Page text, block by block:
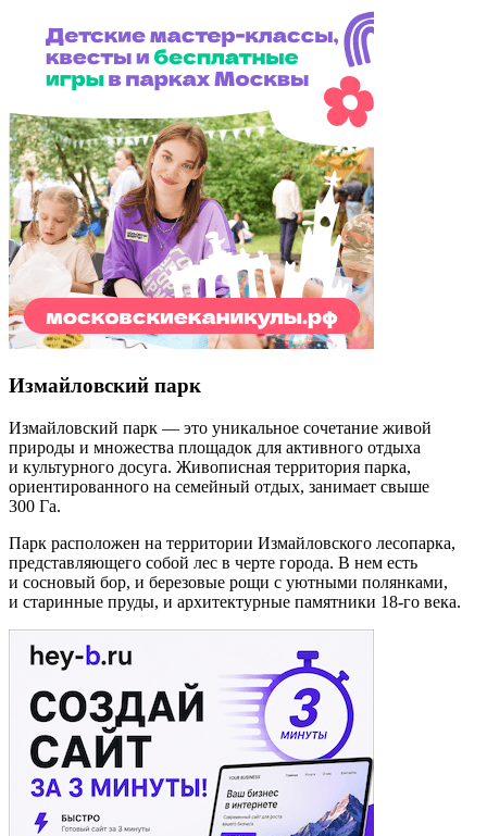
Измайловский парк
Измайловский парк — это уникальное сочетание живой
природы и множества площадок для активного отдыха
и культурного досуга. Живописная территория парка,
ориентированного на семейный отдых, занимает свыше
300 Га.
Парк расположен на территории Измайловского лесопарка,
представляющего собой лес в черте города. В нем есть
и сосновый бор, и березовые рощи с уютными полянками,
и старинные пруды, и архитектурные памятники 18-го века.